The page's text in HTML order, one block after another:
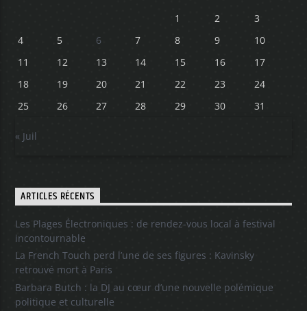
1 2
3
4
5 6 7 8 9
10
11
12 13 14 15 16
17
18
19 20 21 22 23
24
25
26 27 28 29 30 31
« Juil
ARTICLES RÉCENTS
Les Plages Électroniques : de rendez-vous local à festival
incontournable
La French Touch perd l’une de ses figures : Kavinsky
retrouvé mort à Paris
Barbara Butch : la DJ au cœur d’une nouvelle polémique
politique et culturelle